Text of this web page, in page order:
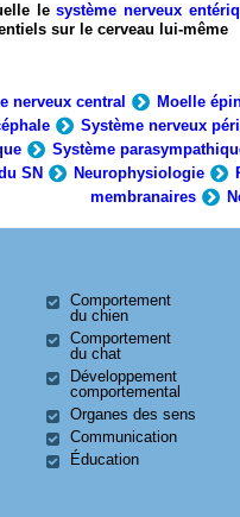
lesystème nerveux
sur le cerveau lui-même
nerveux central Moelle
Système nerveux
Système
SN Neurophysiologie
membranaires
Comportement
du chien
Comportement
du chat
Développement
comportemental
Organes des sens
Communication
Éducation